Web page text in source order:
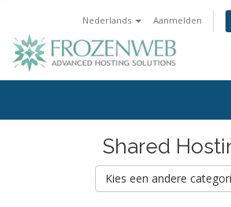
Nederlands Aanmelden
Shared
Kies een andere